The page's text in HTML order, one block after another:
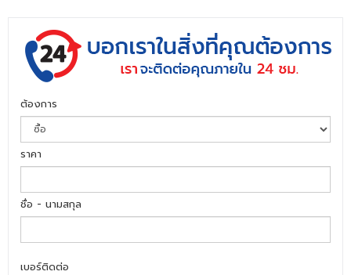
ต้องการ
ราคา
ชื่อ - นามสกุล
เบอร์ติดต่อ